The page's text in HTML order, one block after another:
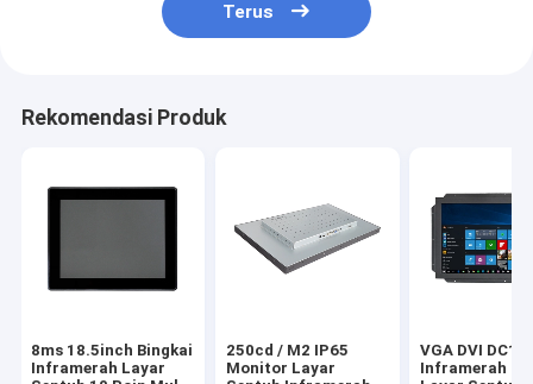
Terus
Rekomendasi Produk
8ms 18.5inch Bingkai
Inframerah Layar
250cd / M2 IP65
Monitor Layar
VGA DVI
Inframerah